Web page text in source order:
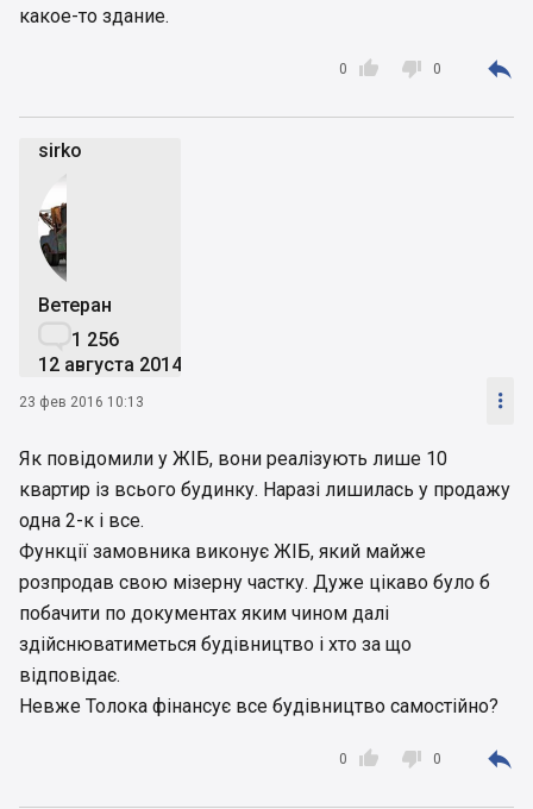
какое-то здание.

0  0 
sirko
Ветеран
1 256
12 августа 2014
23 фев 2016 10:13 
Як повідомили у ЖІБ, вони реалізують лише 10
квартир із всього будинку. Наразі лишилась у продажу
одна 2-к і все.
Функції замовника виконує ЖІБ, який майже
розпродав свою мізерну частку. Дуже цікаво було б
побачити по документах яким чином далі
здійснюватиметься будівництво і хто за що
відповідає.
Невже Толока фінансує все будівництво самостійно?

0  0 